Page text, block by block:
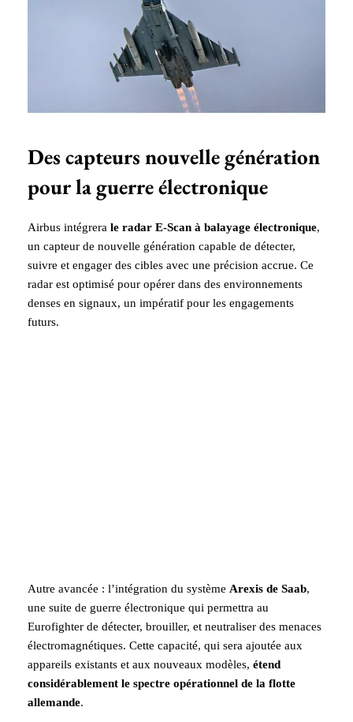
Des capteurs nouvelle génération
pour la guerre électronique
Airbus intégrera le radar E-Scan à balayage électronique,
un capteur de nouvelle génération capable de détecter,
suivre et engager des cibles avec une précision accrue. Ce
radar est optimisé pour opérer dans des environnements
denses en signaux, un impératif pour les engagements
futurs.
Autre avancée : l’intégration du système Arexis de Saab,
une suite de guerre électronique qui permettra au
Eurofighter de détecter, brouiller, et neutraliser des menaces
électromagnétiques. Cette capacité, qui sera ajoutée aux
appareils existants et aux nouveaux modèles, étend
considérablement le spectre opérationnel de la flotte
allemande.